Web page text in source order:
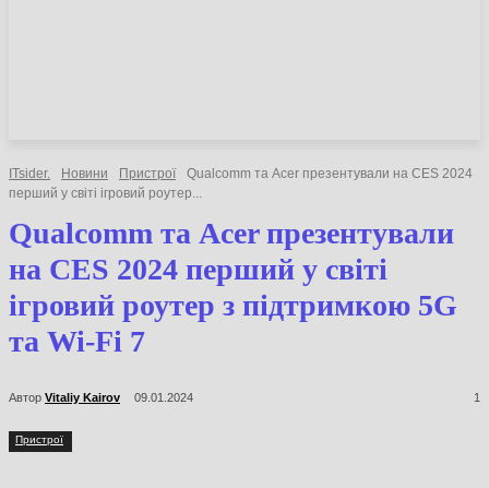
ITsider. Новини Пристрої
Qualcomm та Acer презентували на CES
2024 перший у світі ігровий роутер...
Qualcomm та Acer
презентували на CES 2024
перший у світі ігровий роутер
з підтримкою 5G та Wi-Fi 7
Автор Vitaliy Kairov 09.01.2024 1
Пристрої